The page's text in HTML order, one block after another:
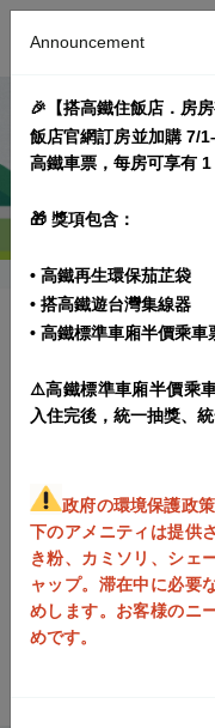
プラン実施期
朝食が含まれます
ウェルカムギフト（
ご容赦ください。）
駐車場なし。
チェックイン
Announcement
🎉【搭高鐵住飯店．房房
飯店官網訂房並加購 7/
高鐵車票，每房可享有 1
🎁 獎項包含：
• 高鐵再生環保茄芷袋
• 搭高鐵遊台灣集線器
• 高鐵標準車廂半價乘車
⚠️高鐵標準車廂半價乘
入住完後，統一抽獎、
政府の環境保護政
下のアメニティは提供
き粉、カミソリ、シェ
ャップ。滞在中に必要
めします。お客様のニ
めです。